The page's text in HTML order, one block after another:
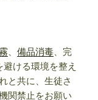
備品消毒 、完
避ける環境を整え
と共に、生徒さ
関禁止をお願い